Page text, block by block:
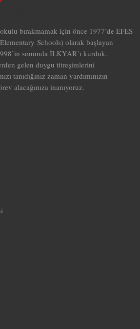
bırakmamak için önce 1977’de EFES
Schools) olarak başlayan
sonunda İLKYAR’ı kurduk.
gelen duygu titreşimlerini
tanıdığınız zaman yardımınızın
alacağınıza inanıyoruz.